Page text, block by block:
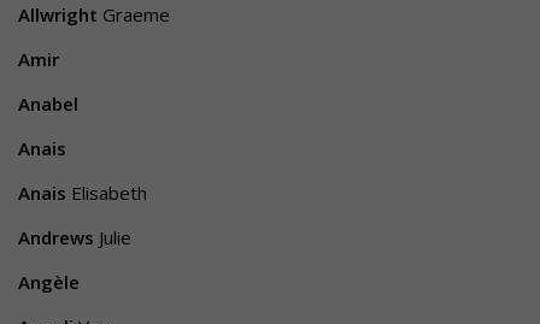
Allwright Graeme
Amir
Anabel
Anais
Anais Elisabeth
Andrews Julie
Angèle